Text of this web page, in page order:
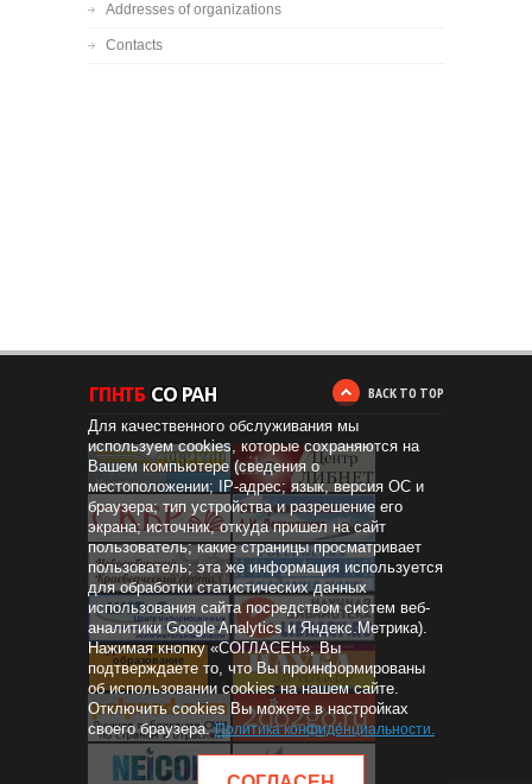
Addresses of organizations
Contacts
BACK TO TOP
Дистанционное
образование
Для качественного обслуживания мы
используем cookies, которые сохраняются на
Вашем компьютере (сведения о
местоположении; IP-адрес; язык, версия ОС и
браузера; тип устройства и разрешение его
экрана; источник, откуда пришел на сайт
пользователь; какие страницы просматривает
пользователь; эта же информация используется
для обработки статистических данных
использования сайта посредством систем веб-
аналитики Google Analytics и Яндекс.Метрика).
Нажимая кнопку «СОГЛАСЕН», Вы
подтверждаете то, что Вы проинформированы
об использовании cookies на нашем сайте.
Отключить cookies Вы можете в настройках
своего браузера.Политика конфиденциальности.